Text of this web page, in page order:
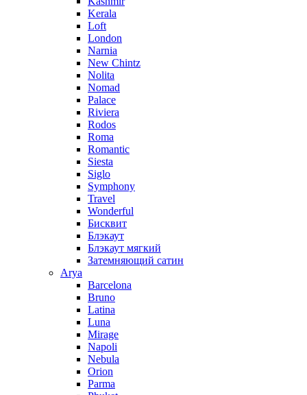
Kerala
Loft
London
Narnia
New Chintz
Nolita
Nomad
Palace
Riviera
Rodos
Roma
Romantic
Siesta
Siglo
Symphony
Travel
Wonderful
Бисквит
Блэкаут
Блэкаут мягкий
Затемняющий сатин
Arya
Barcelona
Bruno
Latina
Luna
Mirage
Napoli
Nebula
Orion
Parma